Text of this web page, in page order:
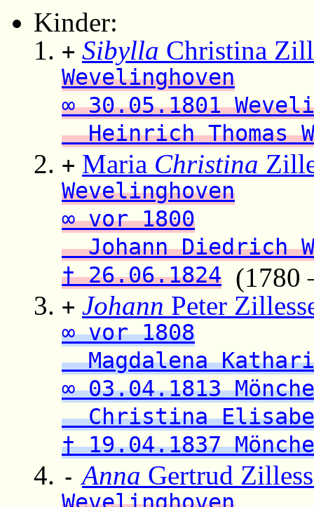
Kinder:
+ Sibylla Christina
Wevelinghoven
∞ 30.05.1801
Heinrich Thomas
+ Maria Christina
Wevelinghoven
∞ vor 1800
Johann Diedrich
† 26.06.1824 (1780
+ Johann Peter
∞ vor 1808
Magdalena
∞ 03.04.1813
Christina
† 19.04.1837
- Anna Gertrud